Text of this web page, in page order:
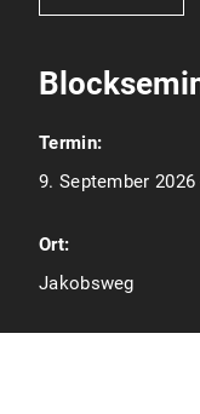
Termin:
9. September
Ort:
Jakobsweg